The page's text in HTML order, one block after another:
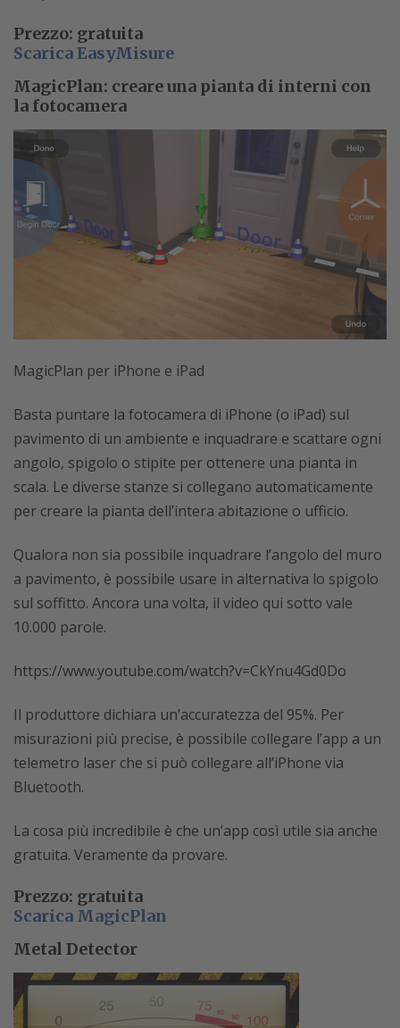
Prezzo: gratuita
Scarica EasyMisure
MagicPlan: creare una pianta di interni con
la fotocamera
MagicPlan per iPhone e iPad
Basta puntare la fotocamera di iPhone (o iPad) sul
pavimento di un ambiente e inquadrare e scattare ogni
angolo, spigolo o stipite per ottenere una pianta in
scala. Le diverse stanze si collegano automaticamente
per creare la pianta dell’intera abitazione o ufficio.
Qualora non sia possibile inquadrare l’angolo del muro
a pavimento, è possibile usare in alternativa lo spigolo
sul soffitto. Ancora una volta, il video qui sotto vale
10.000 parole.
https://www.youtube.com/watch?v=CkYnu4Gd0Do
Il produttore dichiara un’accuratezza del 95%. Per
misurazioni più precise, è possibile collegare l’app a un
telemetro laser che si può collegare all’iPhone via
Bluetooth.
La cosa più incredibile è che un’app così utile sia anche
gratuita. Veramente da provare.
Prezzo: gratuita
Scarica MagicPlan
Metal Detector